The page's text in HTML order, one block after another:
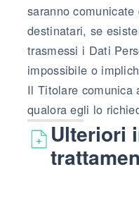
saranno
destinatari, se
trasmessi i Dati
impossibile o
Il Titolare comunica
qualora egli lo
Ulteriori